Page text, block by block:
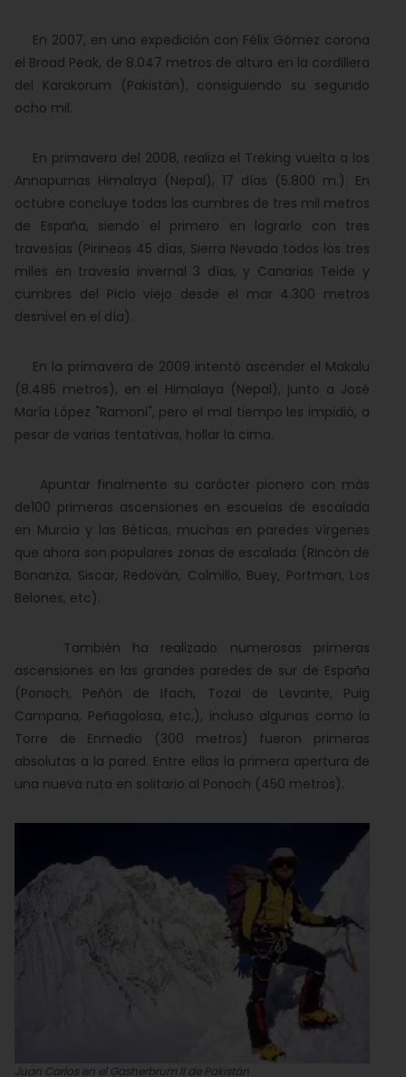
En 2007, en una expedición con Félix Gómez corona
el Broad Peak, de 8.047 metros de altura en la cordillera
del Karakorum (Pakistán), consiguiendo su segundo
ocho mil.
En primavera del 2008, realiza el Treking vuelta a los
Annapurnas Himalaya (Nepal), 17 días (5.800 m.). En
octubre concluye todas las cumbres de tres mil metros
de España, siendo el primero en lograrlo con tres
travesías (Pirineos 45 días, Sierra Nevada todos los tres
miles en travesía invernal 3 días, y Canarias Teide y
cumbres del Picio viejo desde el mar 4.300 metros
desnivel en el día).
En la primavera de 2009 intentó ascender el Makalu
(8.485 metros), en el Himalaya (Nepal), junto a José
María López "Ramoni", pero el mal tiempo les impidió, a
pesar de varias tentativas, hollar la cima.
Apuntar finalmente su carácter pionero con más
de100 primeras ascensiones en escuelas de escalada
en Murcia y las Béticas, muchas en paredes vírgenes
que ahora son populares zonas de escalada (Rincón de
Bonanza, Siscar, Redován, Colmillo, Buey, Portman, Los
Belones, etc).
También ha realizado numerosas primeras
ascensiones en las grandes paredes de sur de España
(Ponoch, Peñón de Ifach, Tozal de Levante, Puig
Campana, Peñagolosa, etc,), incluso algunas como la
Torre de Enmedio (300 metros) fueron primeras
absolutas a la pared. Entre ellas la primera apertura de
una nueva ruta en solitario al Ponoch (450 metros).
Juan Carlos en el Gasherbrum II de Pakistán